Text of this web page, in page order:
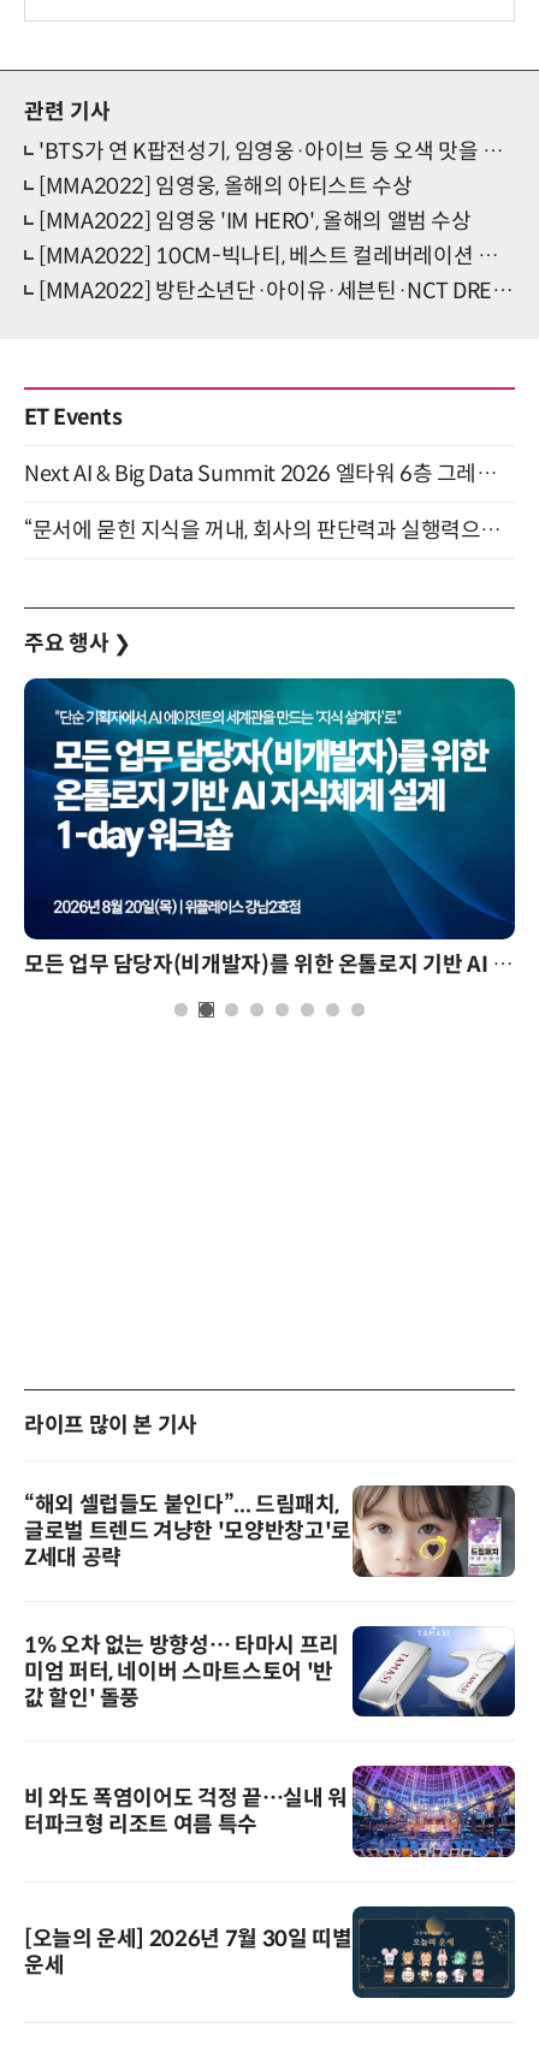
관련 기사
'BTS가 연 K팝전성기, 임영웅·아이브 등 오색 맛을 품다' MMA2022 [종합]
[MMA2022] 임영웅, 올해의 아티스트 수상
[MMA2022] 임영웅 'IM HERO', 올해의 앨범 수상
[MMA2022] 10CM-빅나티, 베스트 컬레버레이션 수상
[MMA2022] 방탄소년단·아이유·세븐틴·NCT DREAM, MMA2022 톱10 수상
ET Events
Next AI & Big Data Summit 2026 엘타워 6층 그레이스홀 개최 (9/18)
“문서에 묻힌 지식을 꺼내, 회사의 판단력과 실행력으로 바꾸다” (8/20)
주요 행사 ❯
모든 업무 담당자(비개발자)를 위한 온톨로지 기반 AI 지식체계 설계 1-day 워크숍
라이프 많이 본 기사
“해외 셀럽들도 붙인다”... 드림패치,
글로벌 트렌드 겨냥한 '모양반창고'로
Z세대 공략
1% 오차 없는 방향성… 타마시 프리
미엄 퍼터, 네이버 스마트스토어 '반
값 할인' 돌풍
비 와도 폭염이어도 걱정 끝…실내 워
터파크형 리조트 여름 특수
[오늘의 운세] 2026년 7월 30일 띠별
운세